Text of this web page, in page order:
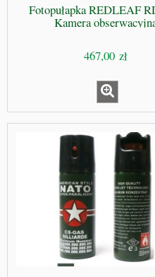
WSZYSCY JESTEŚMY W GRZE -
DZIKI PREPPERS
63,00 zł
Cena regularna:78,00 zł
do koszyka
Fotopułapka REDLEAF
Kamera
467,00 zł